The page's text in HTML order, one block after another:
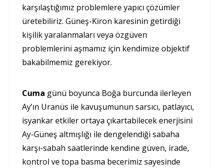
karşılaştığımız problemlere yapıcı çözümler
üretebiliriz. Güneş-Kiron karesinin getirdiği
kişilik yaralanmaları veya özgüven
problemlerini aşmamız için kendimize objektif
bakabilmemiz gerekiyor.
Cuma günü boyunca Boğa burcunda ilerleyen
Ay’ın Uranüs ile kavuşumunun sarsıcı, patlayıcı,
isyankar etkiler ortaya çıkartabilecek enerjisini
Ay-Güneş altmışlığı ile dengelendiği sabaha
karşı-sabah saatlerinde kendine güven, irade,
kontrol ve topa basma becerimiz sayesinde